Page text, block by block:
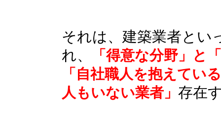
それは、建築業者とい
れ、
「得意な分野」と
「自社職人を抱えてい
人もいない業者」 存在